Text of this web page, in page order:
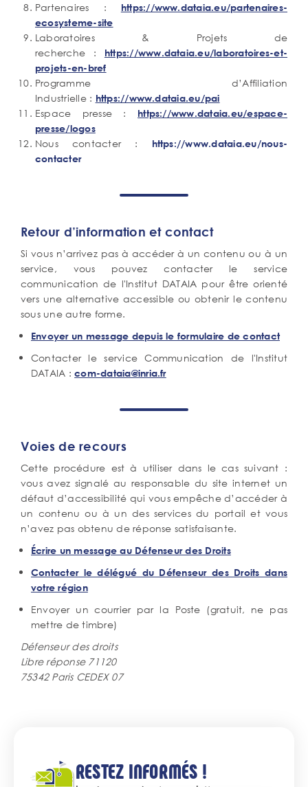
Partenaires :
https://www.dataia.eu/partenaires-
ecosysteme-site
Laboratoires & Projets de
recherche :
https://www.dataia.eu/laboratoires-et-
projets-en-bref
Programme d’Affiliation
Industrielle : https://www.dataia.eu/pai
Espace presse :
https://www.dataia.eu/espace-
presse/logos
Nous contacter :
https://www.dataia.eu/nous-
contacter
Retour d’information et contact
Si vous n’arrivez pas à accéder à un contenu ou à un
service, vous pouvez contacter le service
communication de l'Institut DATAIA pour être orienté
vers une alternative accessible ou obtenir le contenu
sous une autre forme.
Envoyer un message depuis le formulaire de contact
Contacter le service Communication de l'Institut
DATAIA :com-dataia@inria.fr
Voies de recours
Cette procédure est à utiliser dans le cas suivant :
vous avez signalé au responsable du site internet un
défaut d’accessibilité qui vous empêche d’accéder à
un contenu ou à un des services du portail et vous
n’avez pas obtenu de réponse satisfaisante.
Écrire un message au Défenseur des Droits
Contacter le délégué du Défenseur des Droits dans
votre région
Envoyer un courrier par la Poste (gratuit, ne pas
mettre de timbre)
Défenseur des droits
Libre réponse 71120
75342 Paris CEDEX 07
RESTEZ INFORMÉS !